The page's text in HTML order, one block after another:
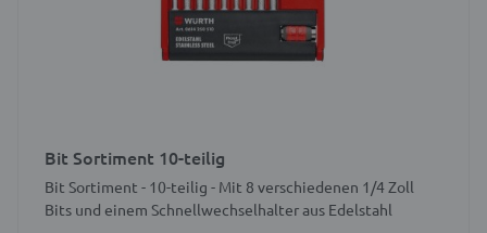
Bit Sortiment 10-teilig
Bit Sortiment - 10-teilig - Mit 8 verschiedenen 1/4 Zoll
Bits und einem Schnellwechselhalter aus Edelstahl